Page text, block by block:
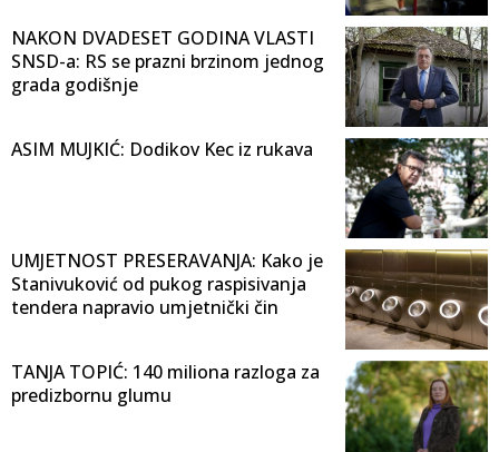
NAKON DVADESET GODINA VLASTI
SNSD-a: RS se prazni brzinom jednog
grada godišnje
ASIM MUJKIĆ: Dodikov Kec iz rukava
UMJETNOST PRESERAVANJA: Kako je
Stanivuković od pukog raspisivanja
tendera napravio umjetnički čin
TANJA TOPIĆ: 140 miliona razloga za
predizbornu glumu